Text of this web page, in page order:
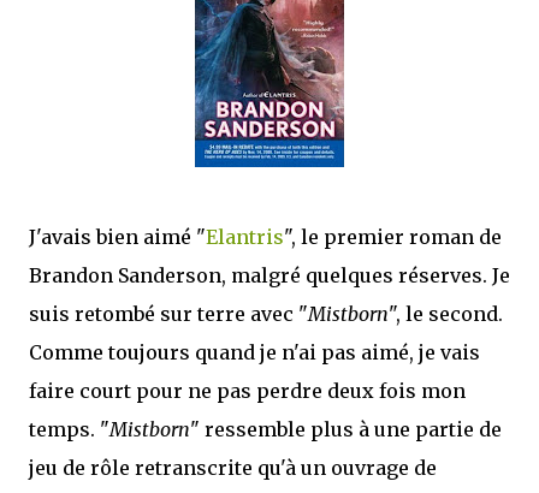
que Thomas connaissait et appréciait Olivier. Marlowe découvre une ville qu’il
ne connaissait pas, habitée par la méfiance, la peur et le rigorisme de la Ligue,
une ville pleine de mystères et de vieilles rancœurs. La Dame d...
J'avais bien aimé "Elantris", le premier roman de
Brandon Sanderson, malgré quelques réserves. Je
suis retombé sur terre avec "Mistborn", le second.
Comme toujours quand je n'ai pas aimé, je vais
faire court pour ne pas perdre deux fois mon
temps. "Mistborn" ressemble plus à une partie de
jeu de rôle retranscrite qu'à un ouvrage de